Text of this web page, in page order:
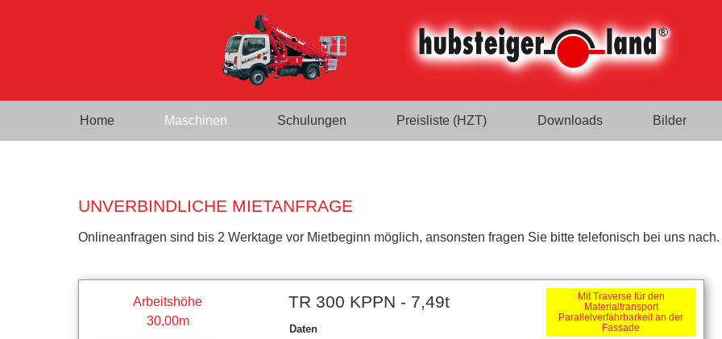
Home Maschinen Schulungen Preisliste (HZT) Downloads Bilder
UNVERBINDLICHE MIETANFRAGE
Onlineanfragen sind bis 2 Werktage vor Mietbeginn möglich, ansonsten fragen Sie bitte telefonisch bei uns nach.
Arbeitshöhe
30,00m
TR 300 KPPN - 7,49t
Daten
Mit Traverse für den
Materialtransport
Parallelverfahrbarkeit an der
Fassade